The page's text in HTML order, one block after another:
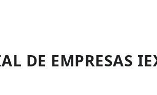
DE EMPRESAS